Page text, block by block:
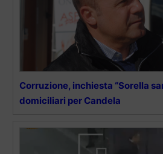
Corruzione, inchiesta “Sorella
domiciliari per Candela